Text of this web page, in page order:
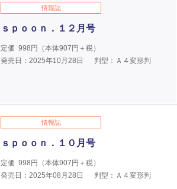
情報誌
ｓｐｏｏｎ．１２月号
定価 998円（本体907円＋税）
発売日：2025年10月28日
判型：Ａ４変形判
情報誌
ｓｐｏｏｎ．１０月号
定価 998円（本体907円＋税）
発売日：2025年08月28日
判型：Ａ４変形判